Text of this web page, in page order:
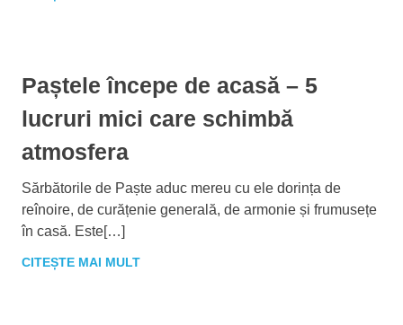
Paștele începe de acasă – 5
lucruri mici care schimbă
atmosfera
Sărbătorile de Paște aduc mereu cu ele dorința de
reînoire, de curățenie generală, de armonie și frumusețe
în casă. Este[…]
CITEȘTE MAI MULT